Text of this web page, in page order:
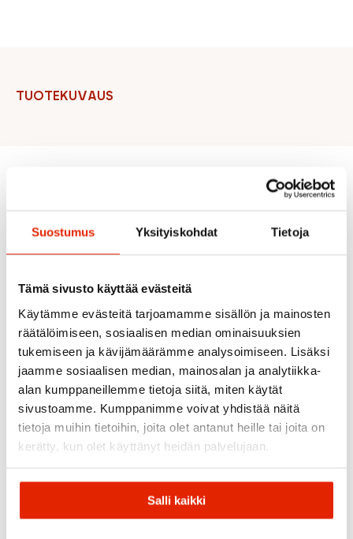
Suostumus Yksityiskohdat Tietoja
Tämä sivusto käyttää evästeitä
Käytämme evästeitä tarjoamamme sisällön ja mainosten
räätälöimiseen, sosiaalisen median ominaisuuksien
tukemiseen ja kävijämäärämme analysoimiseen. Lisäksi
jaamme sosiaalisen median, mainosalan ja analytiikka-
alan kumppaneillemme tietoja siitä, miten käytät
sivustoamme. Kumppanimme voivat yhdistää näitä
tietoja muihin tietoihin, joita olet antanut heille tai joita on
kerätty, kun olet käyttänyt heidän palvelujaan.
Salli kaikki
TUOTEKUVAUS
Amundsen
Sports
Amundsen
Fjordcord
Slacks 16
Wale
Amundsen
Sports
Amundsen
Herdsman
Slacks
Craft
80,00€
Craft Core
Amundsen
Sports
Amundsen
Adventure
Slacks
Craft
Craft